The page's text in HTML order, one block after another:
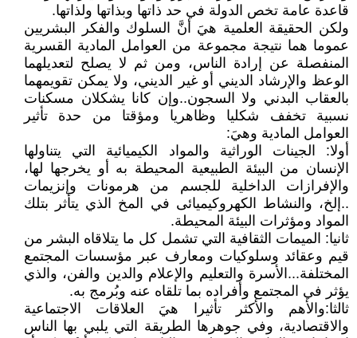
قاعدة عامة تخص الدولة في حد ذاتها وبذاتها ولذاتها.
ولكن الحقيقة العلمية هيَ أنَّ السلوك والفكر البشريين
عموما هما نتيجة مجموعة من العوامل المادية القسرية
المنفصلة عن إرادة الناس، ومن ثم لا يصلح لتعديلهما
الوعظ والإرشاد الديني أو غير الديني، ولا يمكن تقويمهما
بالعقاب البدني ولا السجون..وإن كانا يشكلان مسكنات
نسبية تخفف شكليا وظاهريا ومؤقتا من حدة تأثير
العوامل المادية وهيَ:
أولا: الجينات الوراثية والمواد الكيميائية التي يتناولها
الإنسان من البيئة الطبيعية المحيطة به أو يخرجها لها،
والإفرازات الداخلية للجسم من هرمونات وإنزيمات
..إلخ، والنشاط الكهروكيميائى في المخ الذي يتأثر بتلك
المواد ومؤثرات البيئة المحيطة.
ثانيا: الميمات الثقافية التي تشمل كل ما يتلاقاه البشر من
قيم وعقائد وسلوكيات ومعارف عبر مؤسسات المجتمع
المختلفة...الأسرة والتعليم والإعلام والدين والفن، والذي
يؤثر في المجتمع وأفراده بما تلقاه عنه وبُرمج به.
ثالثا:والأهم والأكثر تأثيرا هيَ العلاقات الاجتماعية
والاقتصادية، وفي جوهرها الطريقة التي يلبي بها الناس